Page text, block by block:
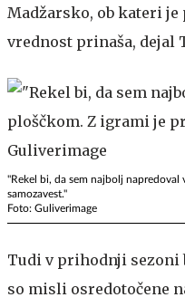
Madžarsko, ob kateri
vrednost prinaša, dejal
"Rekel bi, da sem najbolj napredoval
samozavest."
Foto: Guliverimage
Tudi v prihodnji sezoni
so misli osredotočene